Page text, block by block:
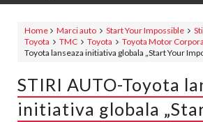
Home Marci auto Start Your Impossible
Toyota
TMC Toyota Toyota Motor
Toyota lanseaza initiativa globala „Start Your
STIRI AUTO-Toyota
initiativa globala